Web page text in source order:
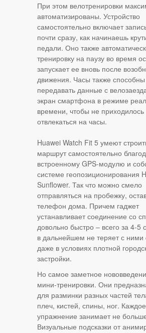
При этом велотренировки
автоматизированы. Устройство
самостоятельно включает
почти сразу, как начинаешь
педали. Оно также
тренировку на паузу во время
запускает ее вновь после
движения. Часы также способны
передавать данные с
экран смартфона в режиме
времени, чтобы не приходилось
отвлекаться на часы.
Huawei Watch Fit 5 умеют
маршрут самостоятельно
встроенному GPS-модулю и
системе геопозиционирования
Sunflower. Так что можно смело
отправляться на пробежку,
телефон дома. Причем гаджет
устанавливает соединение со
довольно быстро – всего за 4-5
в дальнейшем не теряет с ними
даже в условиях плотной
застройки.
Но самое заметное
мини-тренировки. Они
для разминки разных частей
плеч, кистей, спины, ног. Каждое
упражнение занимает не
Визуальные подсказки от